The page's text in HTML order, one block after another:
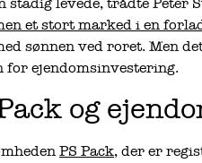
stadig levede, trådte Peter
et stort marked i en
sønnen ved roret. Men
for ejendomsinvestering.
og
PS Pack, der er